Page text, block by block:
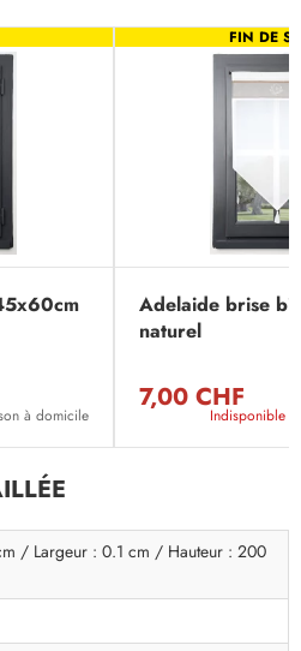
à domicile
FIN DE
Adelaide brise
naturel
7,00 CHF
Indisponible
/ Largeur : 0.1 cm / Hauteur : 200